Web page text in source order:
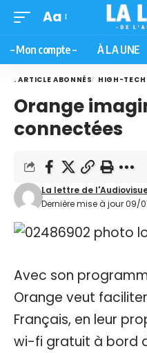
Aa
– Mon compte – À LA UNE
. ARTICLE ABONNÉS HIGH-TECH
Orange
connectées
Dernière mise à jour 09/
La lettre de
Avec son
Orange veut
Français, en leur
wi-fi gratuit à bord